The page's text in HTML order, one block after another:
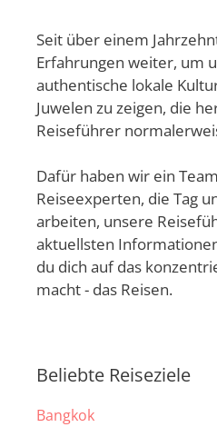
Seit über einem
Erfahrungen weiter, um
authentische lokale
Juwelen zu zeigen, die
Reiseführer
Dafür haben wir ein
Reiseexperten, die Tag
arbeiten, unsere
aktuellsten
du dich auf das
macht - das Reisen.
Beliebte Reiseziele
Bangkok